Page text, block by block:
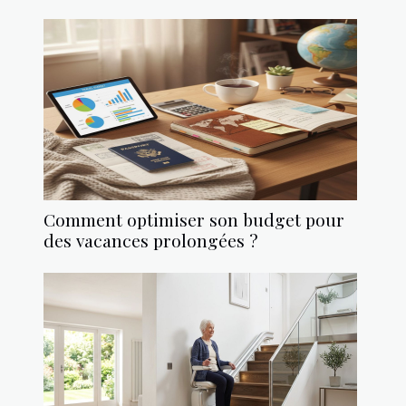
Comment optimiser son budget pour
des vacances prolongées ?